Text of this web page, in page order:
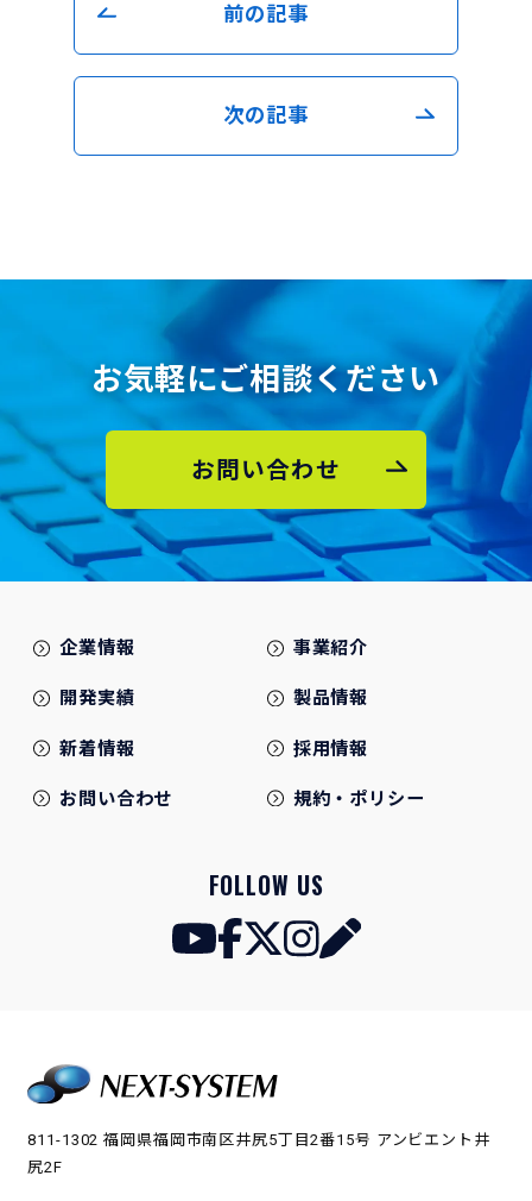
前の記事
次の記事
お気軽にご相談ください
お問い合わせ
企業情報 事業紹介
開発実績 製品情報
新着情報 採用情報
お問い合わせ 規約・ポリシー
FOLLOW US
811-1302 福岡県福岡市南区井尻5丁目2番15号 アンビエント井
尻2F